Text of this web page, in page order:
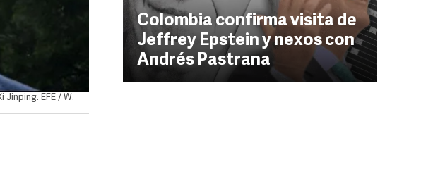
Colombia confirma visita de
Jeffrey Epstein y nexos con
Andrés Pastrana
EFE / W.